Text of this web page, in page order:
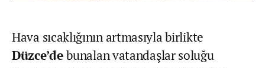
Hava sıcaklığının artmasıyla birlikte
Düzce’debunalan vatandaşlar soluğu